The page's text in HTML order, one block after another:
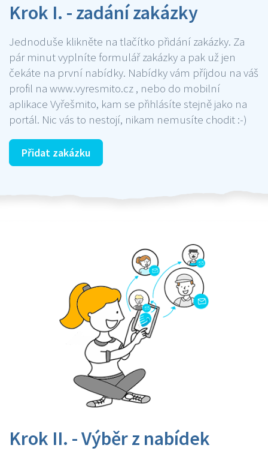
Krok I. - zadání zakázky
Jednoduše klikněte na tlačítko přidání zakázky. Za
pár minut vyplníte formulář zakázky a pak už jen
čekáte na první nabídky. Nabídky vám příjdou na váš
profil na www.vyresmito.cz , nebo do mobilní
aplikace Vyřešmito, kam se přihlásíte stejně jako na
portál. Nic vás to nestojí, nikam nemusíte chodit :-)
Přidat zakázku
Krok II. - Výběr z nabídek